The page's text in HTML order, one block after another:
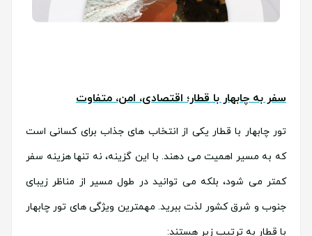
سفر به چابهار با قطار؛ اقتصادی، امن، متفاوت
تور چابهار با قطار یکی از انتخاب های جذاب برای کسانی است
که به مسیر اهمیت می دهند. با این گزینه، نه تنها هزینه سفر
کمتر می شود، بلکه می توانید در طول مسیر از مناظر زیبای
جنوب و شرق کشور لذت ببرید. مهمترین ویژگی های تور چابهار
با قطار به ترتیب زیر هستند: